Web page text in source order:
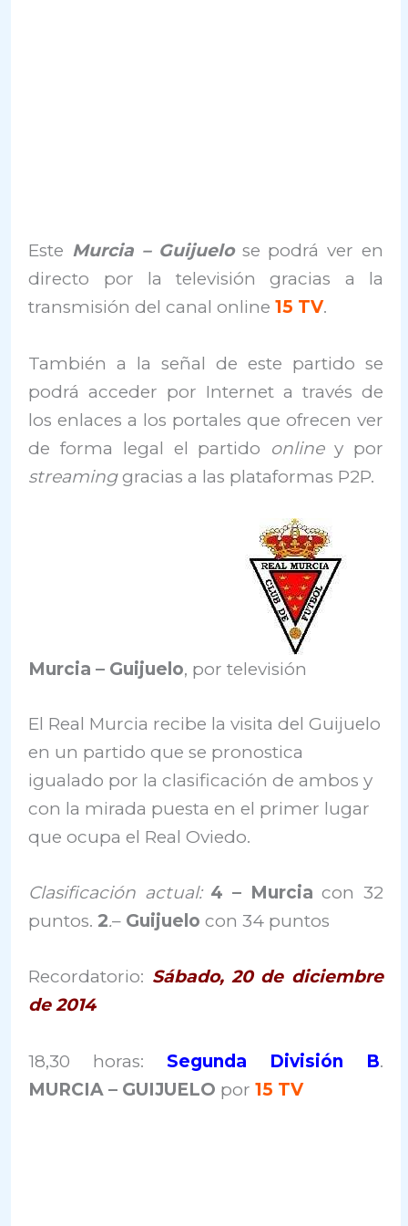
Este Murcia – Guijuelose podrá ver en
directo por la televisión gracias a la
transmisión del canal online15 TV.
También a la señal de este partido se
podrá acceder por Internet a través de
los enlaces a los portales que ofrecen ver
de forma legal el partido online y por
streaminggracias a las plataformas P2P.
Murcia – Guijuelo, por televisión
El Real Murcia recibe la visita del Guijuelo
en un partido que se pronostica
igualado por la clasificación de ambos y
con la mirada puesta en el primer lugar
que ocupa el Real Oviedo.
Clasificación actual: 4 – Murcia con 32
puntos.2.– Guijuelo con 34 puntos
Recordatorio: Sábado, 20 de diciembre
de 2014
18,30 horas: Segunda División B.
MURCIA – GUIJUELO por15 TV